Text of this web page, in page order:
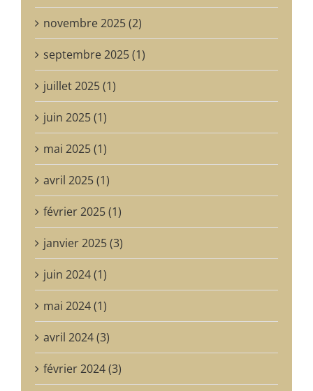
novembre 2025 (2)
septembre 2025 (1)
juillet 2025 (1)
juin 2025 (1)
mai 2025 (1)
avril 2025 (1)
février 2025 (1)
janvier 2025 (3)
juin 2024 (1)
mai 2024 (1)
avril 2024 (3)
février 2024 (3)